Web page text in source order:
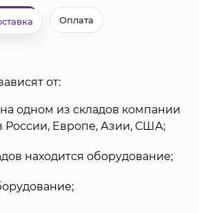
Оплата
от:
одном из складов компании
России, Европе, Азии, США;
находится оборудование;